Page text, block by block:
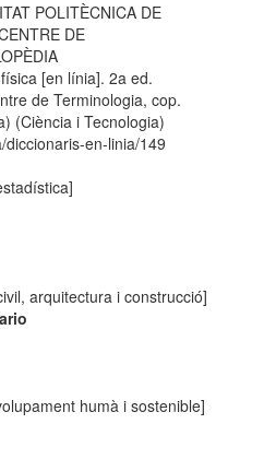
POLITÈCNICA DE
DE
[en línia]. 2a ed.
de Terminologia, cop.
(Ciència i Tecnologia)
en-linia/149
arquitectura i construcció]
humà i sostenible]